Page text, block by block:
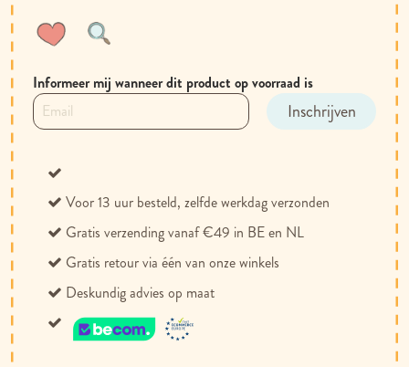
Informeer mij wanneer dit product op voorraad is
Inschrijven
aan
te
Voor 13 uur besteld, zelfde werkdag verzonden
Gratis verzending vanaf €49 in BE en NL
Gratis retour via één van onze winkels
Deskundig advies op maat